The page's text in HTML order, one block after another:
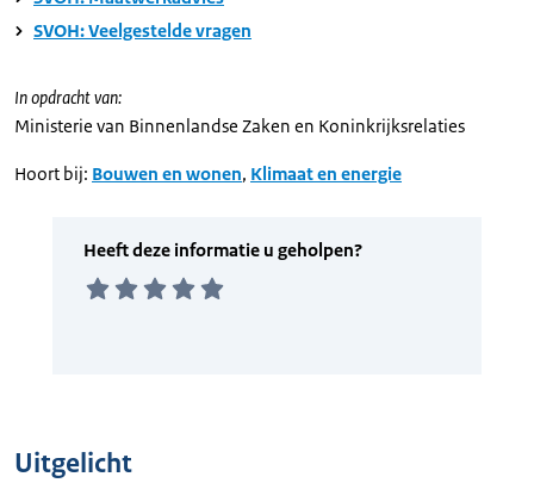
SVOH: Veelgestelde vragen
In opdracht van:
Ministerie van Binnenlandse Zaken en Koninkrijksrelaties
Hoort bij: Bouwen en wonen, Klimaat en energie
Uitgelicht